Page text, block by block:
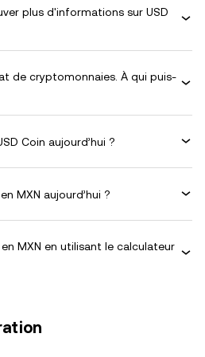
plus d'informations sur USD
de cryptomonnaies. À qui puis-
Coin aujourd’hui ?
MXN aujourd’hui ?
MXN en utilisant le calculateur